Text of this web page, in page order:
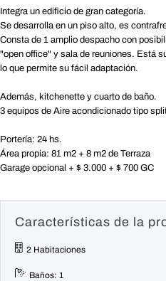
Integra un edificio de gran categoría.
Se desarrolla en un piso alto, es
Consta de 1 amplio despacho con
"open office" y sala de reuniones. Está
lo que permite su fácil adaptación.
Además, kitchenette y cuarto de baño.
3 equipos de Aire acondicionado tipo
Portería: 24 hs.
Área propia: 81 m2 + 8 m2 de Terraza
Garage opcional + $ 3.000 + $ 700 GC
Características de la
2 Habitaciones
Baños: 1